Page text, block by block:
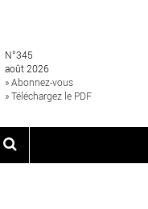
N°345
août 2026
» Abonnez-vous
» Téléchargez le PDF